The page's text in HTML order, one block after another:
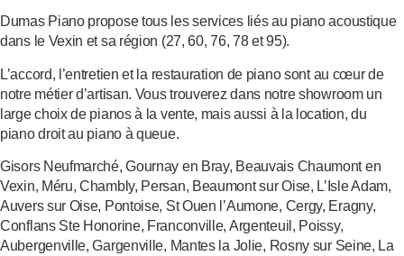
Dumas Piano propose tous les services liés au piano acoustique
dans le Vexin et sa région (27, 60, 76, 78 et 95).
L’accord, l’entretien et la restauration de piano sont au cœur de
notre métier d’artisan. Vous trouverez dans notre showroom un
large choix de pianos à la vente, mais aussi à la location, du
piano droit au piano à queue.
Gisors Neufmarché, Gournay en Bray, Beauvais Chaumont en
Vexin, Méru, Chambly, Persan, Beaumont sur Oise, L’Isle Adam,
Auvers sur Oise, Pontoise, St Ouen l’Aumone, Cergy, Eragny,
Conflans Ste Honorine, Franconville, Argenteuil, Poissy,
Aubergenville, Gargenville, Mantes la Jolie, Rosny sur Seine, La